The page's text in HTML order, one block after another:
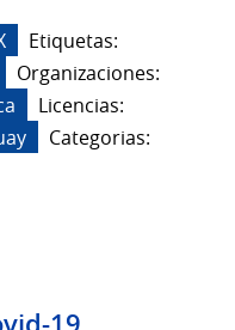
Etiquetas:
Organizaciones:
Licencias:
Categorias: